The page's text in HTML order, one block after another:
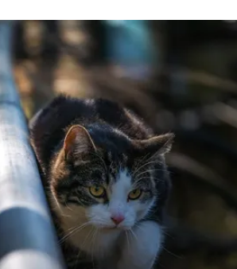
發生的真實狀況。《礦工人生》
與弗蘭克・穆肯迪（Frank
術家共同製作，這是他們的第一部動畫短
Animation），講述家鄉剛果的故事，
諸多國際影展，也將在人權影展－失衡